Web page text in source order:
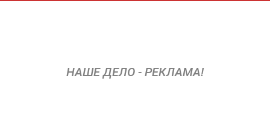
НАШЕ ДЕЛО - РЕКЛАМА!